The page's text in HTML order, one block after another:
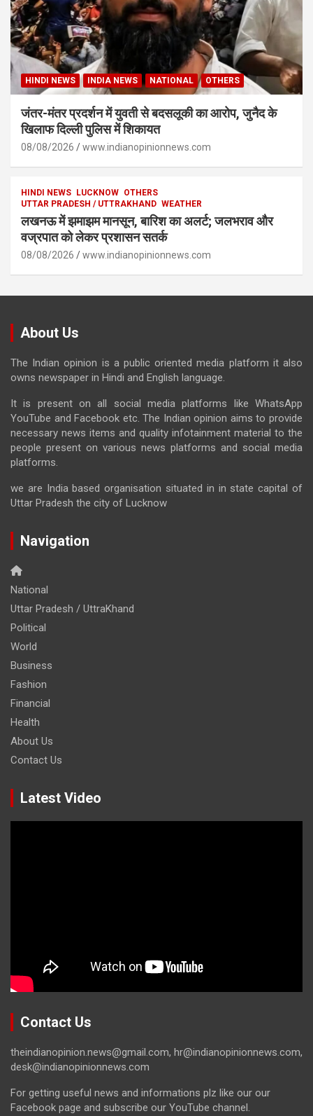
HINDI NEWS INDIA NEWS NATIONAL OTHERS
जंतर-मंतर प्रदर्शन में युवती से बदसलूकी का आरोप, जुनैद के
खिलाफ दिल्ली पुलिस में शिकायत
08/08/2026 www.indianopinionnews.com
HINDI NEWS LUCKNOW OTHERS
UTTAR PRADESH / UTTRAKHAND WEATHER
लखनऊ में झमाझम मानसून, बारिश का अलर्ट; जलभराव और
वज्रपात को लेकर प्रशासन सतर्क
08/08/2026 www.indianopinionnews.com
About Us
The Indian opinion is a public oriented media platform it also
owns newspaper in Hindi and English language.
It is present on all social media platforms like WhatsApp
YouTube and Facebook etc. The Indian opinion aims to provide
necessary news items and quality infotainment material to the
people present on various news platforms and social media
platforms.
we are India based organisation situated in in state capital of
Uttar Pradesh the city of Lucknow
Navigation
National
Uttar Pradesh / UttraKhand
Political
World
Business
Fashion
Financial
Health
About Us
Contact Us
Latest Video
Contact Us
theindianopinion.news@gmail.com, hr@indianopinionnews.com,
desk@indianopinionnews.com
For getting useful news and informations plz like our our
Facebook page and subscribe our YouTube channel.